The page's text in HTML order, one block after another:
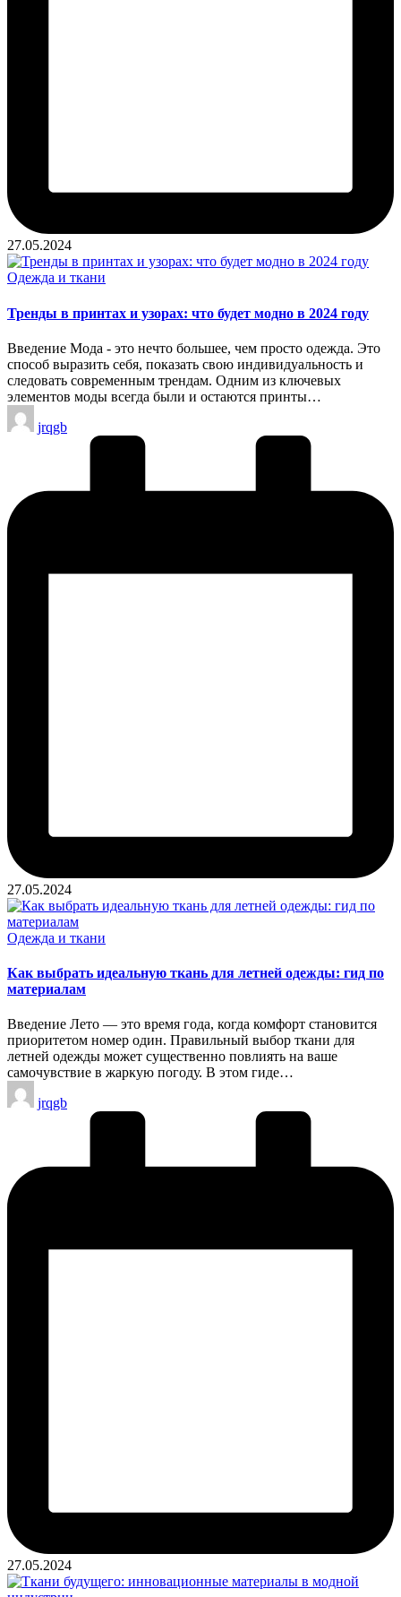
27.05.2024
Опубликовано
Одежда и ткани
Тренды в принтах и узорах: что будет модно в 2024 году
Введение Мода - это нечто большее, чем просто одежда. Это
способ выразить себя, показать свою индивидуальность и
следовать современным трендам. Одним из ключевых
элементов моды всегда были и остаются принты…
Запись
от
jrqgb
27.05.2024
Опубликовано
Одежда и ткани
Как выбрать идеальную ткань для летней одежды: гид по
материалам
Введение Лето — это время года, когда комфорт становится
приоритетом номер один. Правильный выбор ткани для
летней одежды может существенно повлиять на ваше
самочувствие в жаркую погоду. В этом гиде…
Запись
от
jrqgb
27.05.2024